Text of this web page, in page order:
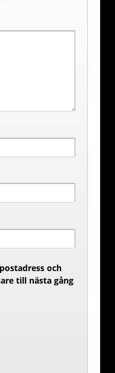
och
till nästa gång